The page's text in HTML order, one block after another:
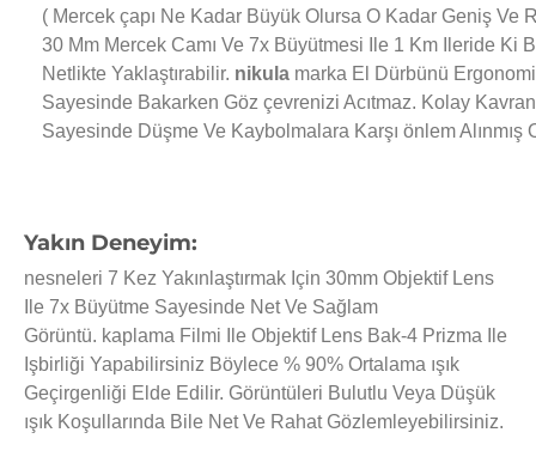
( Mercek çapı Ne Kadar Büyük Olursa O Kadar Geniş Ve
30 Mm Mercek Camı Ve 7x Büyütmesi Ile 1 Km Ileride Ki
Netlikte Yaklaştırabilir. nikula marka El Dürbünü
Sayesinde Bakarken Göz çevrenizi Acıtmaz. Kolay
Sayesinde Düşme Ve Kaybolmalara Karşı önlem Alınmış
Yakın Deneyim:
nesneleri 7 Kez Yakınlaştırmak Için 30mm Objektif Lens
Ile 7x Büyütme Sayesinde Net Ve Sağlam
Görüntü. kaplama Filmi Ile Objektif Lens Bak-4 Prizma Ile
Işbirliği Yapabilirsiniz Böylece % 90% Ortalama ışık
Geçirgenliği Elde Edilir. Görüntüleri Bulutlu Veya Düşük
ışık Koşullarında Bile Net Ve Rahat Gözlemleyebilirsiniz.